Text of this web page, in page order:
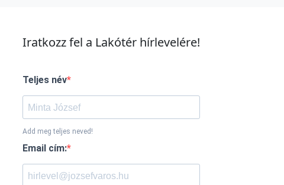
Iratkozz fel a Lakótér hírlevelére!
Teljes név
Add meg teljes neved!
Email cím: